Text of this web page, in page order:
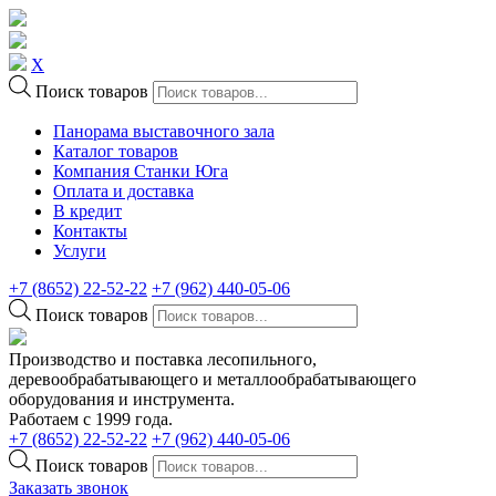
X
Поиск товаров
Панорама выставочного зала
Каталог товаров
Компания Станки Юга
Оплата и доставка
В кредит
Контакты
Услуги
+7 (8652) 22-52-22 +7 (962) 440-05-06
Поиск товаров
Производство и поставка лесопильного,
деревообрабатывающего и металлообрабатывающего
оборудования и инструмента.
Работаем с 1999 года.
+7 (8652) 22-52-22 +7 (962) 440-05-06
Поиск товаров
Заказать звонок